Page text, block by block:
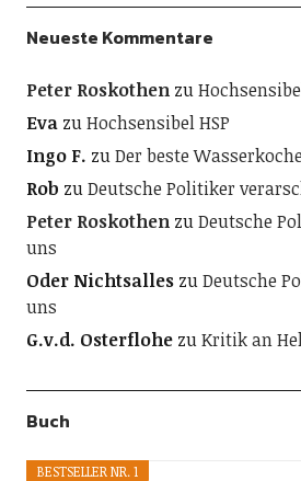
Neueste Kommentare
Peter Roskothenzu
EvazuHochsensibel HSP
Ingo F. zuDer beste
Rob zuDeutsche Politiker
Peter RoskothenzuDeutsche
uns
Oder NichtsalleszuDeutsche
uns
G.v.d. OsterflohezuKritik an
Buch
BESTSELLER NR. 1